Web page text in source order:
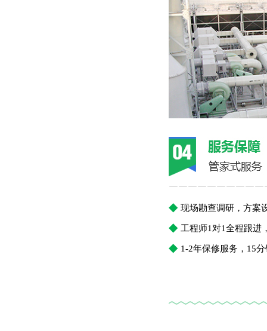
￣￣￣￣￣￣￣￣￣
◆ 现场勘查调研，方案
◆ 工程师1对1全程跟进
◆ 1-2年保修服务，15